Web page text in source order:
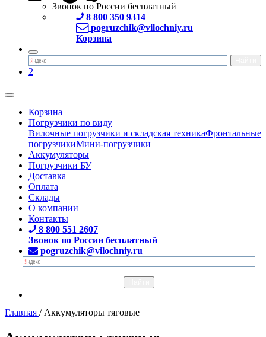
Звонок по России бесплатный
8 800 350 9314
pogruzchik@vilochniy.ru
Корзина
2
Корзина
Погрузчики по виду
Вилочные погрузчики и складская техникаФронтальные
погрузчикиМини-погрузчики
Аккумуляторы
Погрузчики БУ
Доставка
Оплата
Склады
О компании
Контакты
8 800 551 2607
Звонок по России бесплатный
pogruzchik@vilochniy.ru
Главная / Аккумуляторы тяговые